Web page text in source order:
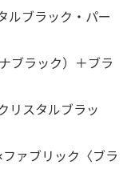
ルブラック・パー
ブラック）＋ブラ
リスタルブラッ
ァブリック〈ブラ